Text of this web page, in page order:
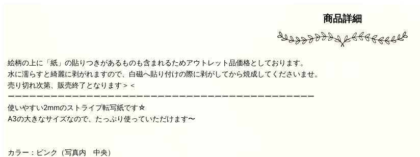
商品詳細
絵柄の上に「紙」の貼りつきがあるものも含まれるためアウトレット品価格としております。
水に濡らすと綺麗に剥がれますので、白磁へ貼り付けの際に剥がしてから焼成してくださいませ。
売り切れ次第、販売終了となります＞＜
ーーーーーーーーーーーーーーーーーーーーーーーーーーーーーーーーーーーーーーーーーーー
使いやすい2mmのストライプ転写紙です☆
A3の大きなサイズなので、たっぷり使っていただけます〜
カラー：ピンク（写真内 中央）